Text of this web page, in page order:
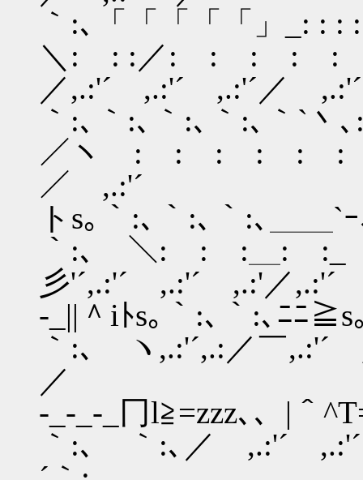
｀:､「「「「「」_:
＼: : :／: : : : :
／,.:'´ ,.:'´ ,.:'´／
｀:､｀:､｀:､｀:､｀`
／ヽ : : : : : : :
／ ,.:'´
トs｡｀:､｀:､｀:､＿
｀:､ ＼: : :＿: :_
彡'´,.:'´ ,.:'´ ,.:'／
-_||＾iﾄs｡｀:､｀:､ﾆﾆ
｀:､ ヽ,.:'´,.:／￣
／
-_-_-_冂l≧=zzz､、|＾
｀:､ ｀:､／ ,.:'´ ,.:'´